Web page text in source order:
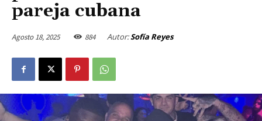
pareja cubana
Agosto 18, 2025 884 Autor:Sofía Reyes